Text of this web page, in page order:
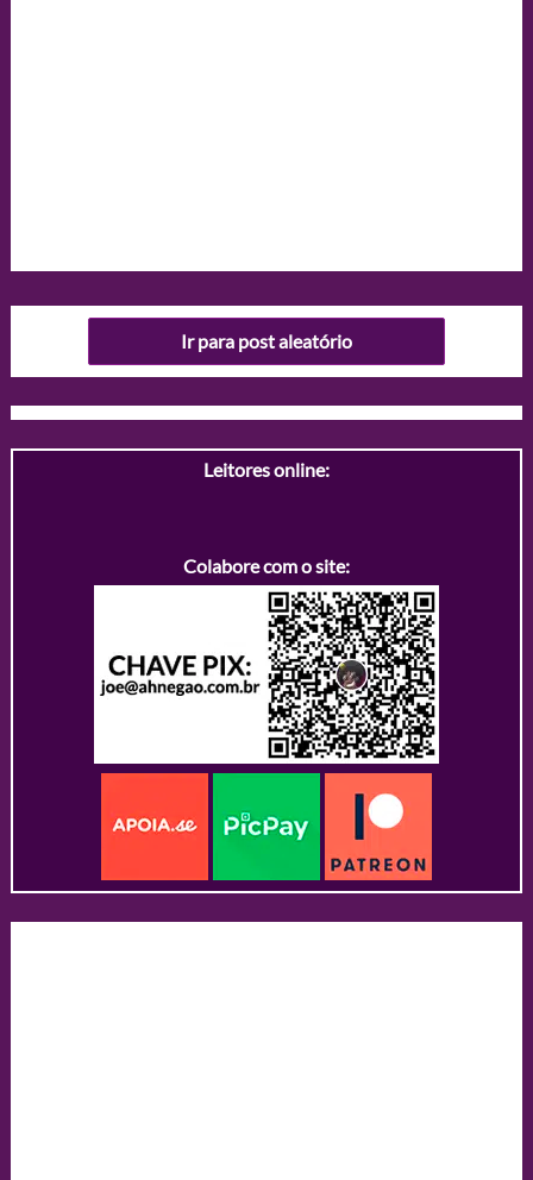
Ir para post aleatório
Leitores online:
Colabore com o site: